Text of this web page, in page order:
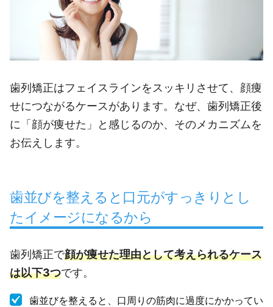
歯列矯正はフェイスラインをスッキリさせて、顔痩
せにつながるケースがあります。なぜ、歯列矯正後
に「顔が痩せた」と感じるのか、そのメカニズムを
お伝えします。
歯並びを整えると口元がすっきりとし
たイメージになるから
歯列矯正で顔が痩せた理由として考えられるケース
は以下3つです。
歯並びを整えると、口周りの筋肉に過度にかかってい